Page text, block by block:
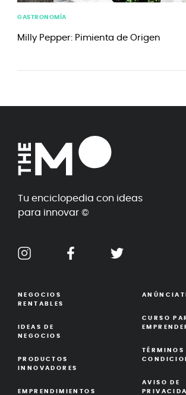
GASTRONOMÍA
Milly Pepper: Pimienta de Origen
Tu enciclopedia con ideas
para innovar ©
NEGOCIOS
RENTABLES
IDEAS DE
NEGOCIOS
PRODUCTOS
INNOVADORES
EMPRENDIMIENTOS
CURSO
TÉRMINOS
AVISO DE